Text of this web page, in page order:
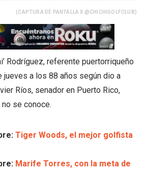
(CAPTURA DE PANTALLA X @CHICHIGOLFCLUB)
Rodríguez, referente puertorriqueño
a los 88 años según dio a
Ríos, senador en Puerto Rico,
no se conoce.
Tiger Woods, el mejor golfista
Marife Torres, con la meta de